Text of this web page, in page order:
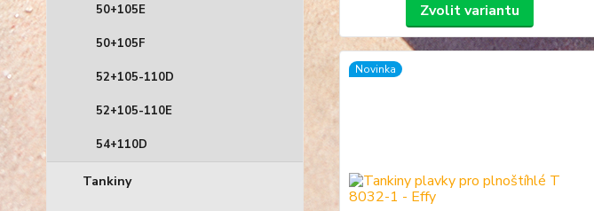
50+105E
50+105F
52+105-110D
52+105-110E
54+110D
Tankiny
Zvolit variantu
Novinka